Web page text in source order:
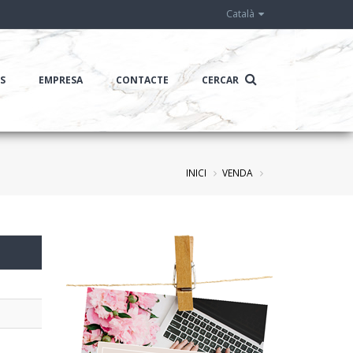
Català
EMPRESA CONTACTE CERCAR
INICI VENDA